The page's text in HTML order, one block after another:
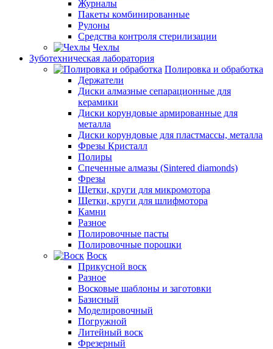
Журналы
Пакеты комбинированные
Рулоны
Средства контроля стерилизации
Чехлы
Зуботехническая лаборатория
Полировка и обработка
Держатели
Диски алмазные сепарационные для
керамики
Диски корундовые армированные для
металла
Диски корундовые для пластмассы, металла
Фрезы Кристалл
Полиры
Спеченные алмазы (Sintered diamonds)
Фрезы
Щетки, круги для микромотора
Щетки, круги для шлифмотора
Камни
Разное
Полировочные пасты
Полировочные порошки
Воск
Прикусной воск
Разное
Восковые шаблоны и заготовки
Базисный
Моделировочный
Погружной
Литейный воск
Фрезерный